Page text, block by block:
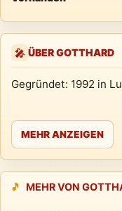
🎤 ÜBER GOTTHARD
Gegründet: 1992 in
MEHR ANZEIGEN
🎵 MEHR VON